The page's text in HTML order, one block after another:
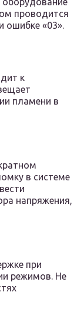
проводится
ошибке «03».
к
пламени в
в системе
напряжения,
при
режимов. Не